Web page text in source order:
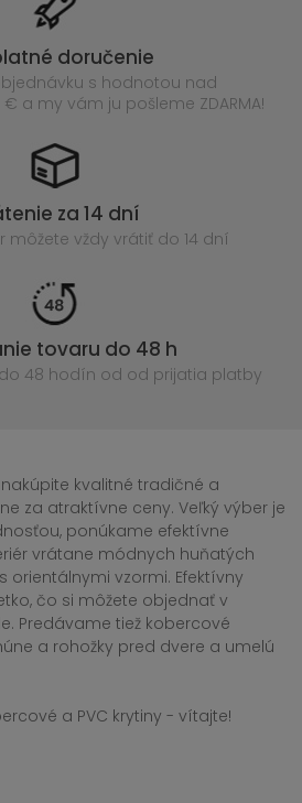
doručenie
s hodnotou nad
a my vám ju pošleme ZDARMA!
za 14 dní
môžete vždy vrátiť do 14 dní
tovaru do 48 h
48 hodín od od prijatia platby
nakúpite kvalitné tradičné a
za atraktívne ceny. Veľký výber je
ponúkame efektívne
vrátane módnych huňatých
orientálnymi vzormi. Efektívny
čo si môžete objednať v
Predávame tiež kobercové
a rohožky pred dvere a umelú
a PVC krytiny - vítajte!